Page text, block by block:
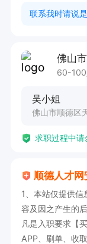
保、维修等行
4、跨部门协
任职要求：
经验。
2、熟悉劳动
纷及突发事件
3、具备行政
联系我时请说
佛山
60-100
吴小姐
佛山市顺德区
求职过程中请
顺德人才
1、本站仅提供
容及因之产生的
凡是入职要求【
APP、刷单、收